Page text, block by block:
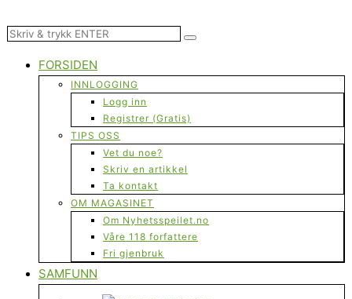
FORSIDEN
INNLOGGING
Logg inn
Registrer (Gratis)
TIPS OSS
Vet du noe?
Skriv en artikkel
Ta kontakt
OM MAGASINET
Om Nyhetsspeilet.no
Våre 118 forfattere
Fri gjenbruk
SAMFUNN